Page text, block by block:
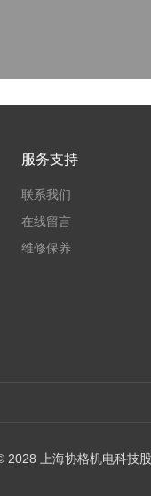
服务支持
联系我们
在线留言
维修保养
2028 上海协格机电科技